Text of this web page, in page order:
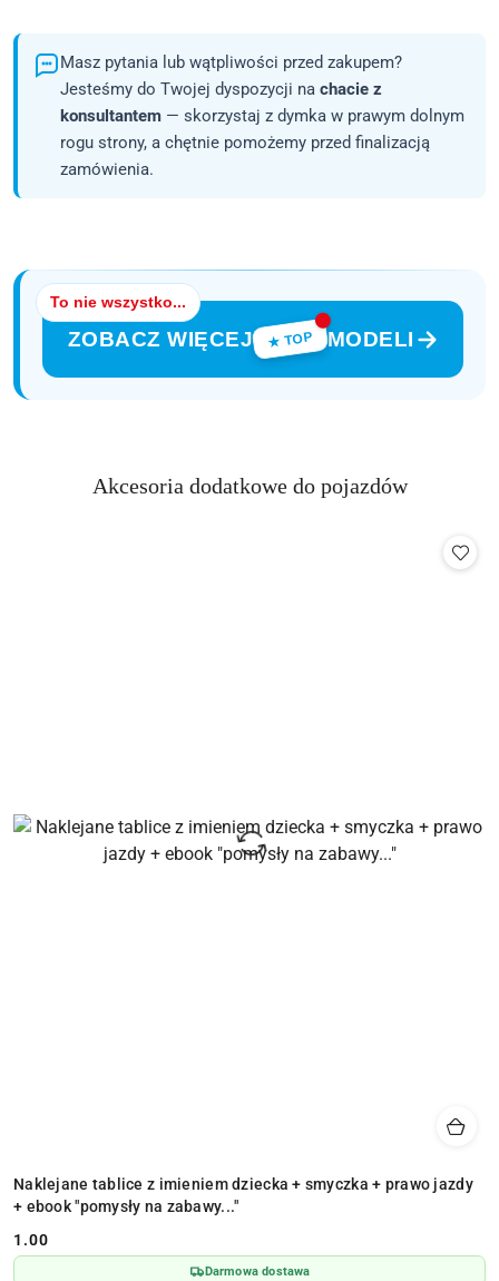
Masz pytania lub wątpliwości przed zakupem?
Jesteśmy do Twojej dyspozycji na chacie z
konsultantem — skorzystaj z dymka w prawym dolnym
rogu strony, a chętnie pomożemy przed finalizacją
zamówienia.
To nie wszystko...
ZOBACZ WIĘCEJ ★ TOP MODELI
Pomiń karuzelę produktów
Produkty
Akcesoria dodatkowe do pojazdów
Naklejane tablice z imieniem dziecka + smyczka + prawo jazdy
+ ebook "pomysły na zabawy..."
Cena:
1.00
Darmowa dostawa